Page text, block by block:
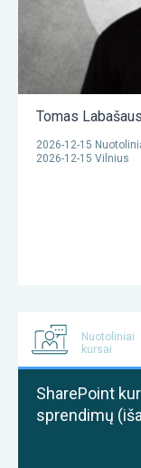
Tomas
2026-12-15
2026-12-15 Vilnius
Nuotoliniai
kursai
SharePoint
sprendimų